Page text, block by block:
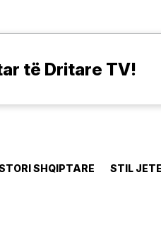
të Dritare TV!
SHQIPTARE STIL JETE